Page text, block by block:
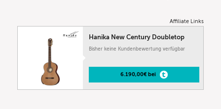
Affiliate Links
Hanika New Century Doubletop
Bisher keine Kundenbewertung verfügbar
6.190,00€ bei